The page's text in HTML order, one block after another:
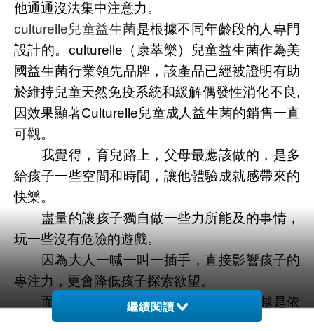
他通通沒法集中注意力。
culturelle兒童益生菌是根據不同年齡段的人專門
設計的。culturelle（康萃樂）兒童益生菌作為美
國益生菌行業領先品牌，該產品已經被證明有助
於維持兒童天然免疫系統和緩解偶發性消化不良,
因效果顯著Culturelle兒童成人益生菌的銷售一直
可觀。
我覺得，育兒路上，父母最應該做的，是多
給孩子一些空間和時間，讓他體驗成就感帶來的
快樂。
盡量的讓孩子獨自做一些力所能及的事情，
玩一些沒有危險的遊戲。
因為大人一喊一叫一插手，直接影響孩子的
專注力，更會降低孩子探索欲望。
而且，大人越是幫忙、限制，孩子就越是依
賴，愛使小性子。
繼續閱讀